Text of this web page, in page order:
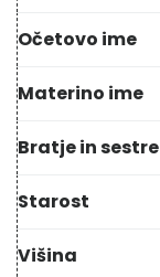
Očetovo ime
Materino ime
Bratje in sestre
Starost
Višina